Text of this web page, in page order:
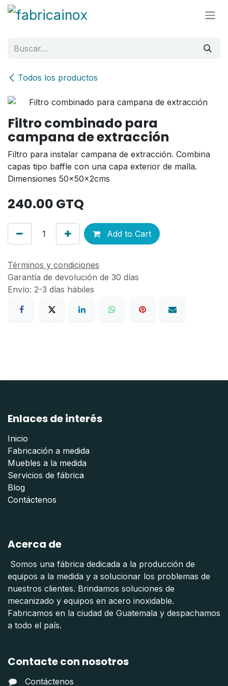
Ir al contenido
Todos los productos
Filtro combinado para
campana de extracción
Filtro para instalar campana de extracción. Combina
capas tipo baffle con una capa exterior de malla.
Dimensiones 50x50x2cms
240.00 GTQ
Add to Cart
Términos y condiciones
Garantía de devolución de 30 días
Envío: 2-3 días hábiles
Enlaces de interés
Inicio
Fabricación a medida
Muebles a la medida
Servicios de fábrica
Blog
Contáctenos
Acerca de
Somos una fábrica dedicada a la producción de
equipos a la medida y a solucionar los problemas de
nuestros clientes. Brindamos soluciones de
mecanizado y equipos en acero inoxidable.
Fabricamos en la ciudad de Guatemala y despachamos
a todo el país.
Contacte con nosotros
Contáctenos